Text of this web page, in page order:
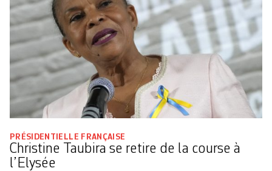
PRÉSIDENTIELLE FRANÇAISE
Christine Taubira se retire de la course à
l’Elysée